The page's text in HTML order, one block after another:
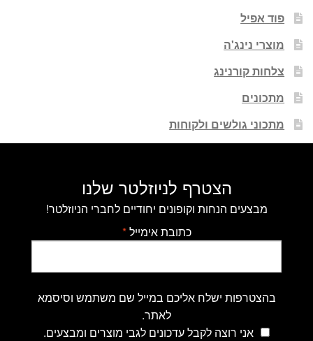
פוד אפיל
מוצרי נינג'ה
צלחות קורנינג
מתכונים
מתכוני גולשים ולקוחות
הצטרף לניוזלטר שלנו
מבצעים הנחות וקופונים יחודיים לחברי הניוזלטר!
כתובת אימייל*
בהצטרפות ישלח אליכם במייל שם משתמש וסיסמא
לאתר.
אני רוצה לקבל עדכונים לגבי מוצרים ומבצעים.